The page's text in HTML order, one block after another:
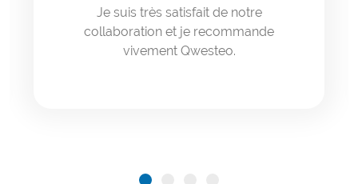
Je suis très satisfait de notre
collaboration et je recommande
vivement Qwesteo.